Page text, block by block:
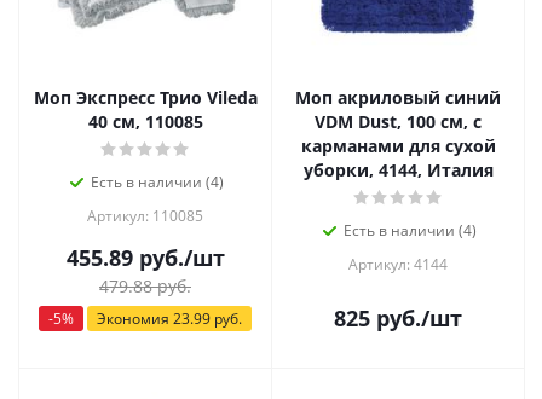
Моп Экспресс Трио Vileda
40 см, 110085
Есть в наличии (4)
Артикул: 110085
455.89руб./шт
479.88руб.
-5% Экономия 23.99 руб.
Моп акриловый синий
VDM Dust, 100 см, с
карманами для сухой
уборки, 4144, Италия
Есть в наличии (4)
Артикул: 4144
825 руб./шт